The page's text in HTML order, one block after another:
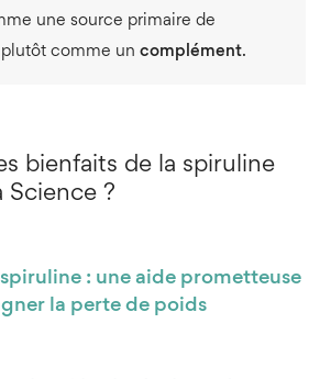
une source primaire de
comme un complément.
bienfaits de la spiruline
Science ?
: une aide prometteuse
la perte de poids